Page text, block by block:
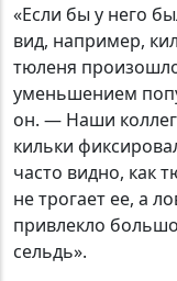
«Если бы у него
вид, например,
тюленя
уменьшением
он. — Наши
кильки
часто видно, как
не трогает ее, а
привлекло
сельдь».